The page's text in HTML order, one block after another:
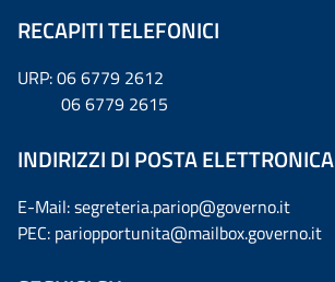
RECAPITI TELEFONICI
URP: 06 6779 2612
06 6779 2615
INDIRIZZI DI POSTA ELETTRONICA
E-Mail: segreteria.pariop@governo.it
PEC: pariopportunita@mailbox.governo.it